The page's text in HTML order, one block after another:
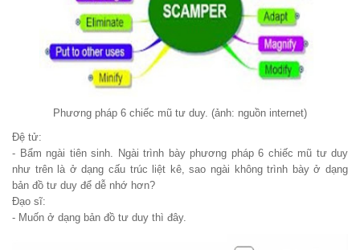
Phương pháp 6 chiếc mũ tư duy. (ảnh: nguồn internet)
Đệ tử:
- Bẩm ngài tiên sinh. Ngài trình bày phương pháp 6 chiếc mũ tư duy
như trên là ở dạng cấu trúc liệt kê, sao ngài không trình bày ở dạng
bản đồ tư duy để dễ nhớ hơn?
Đạo sĩ:
- Muốn ở dạng bản đồ tư duy thì đây.